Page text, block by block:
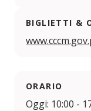
BIGLIETTI &
ORARIO
Oggi: 10:00 -